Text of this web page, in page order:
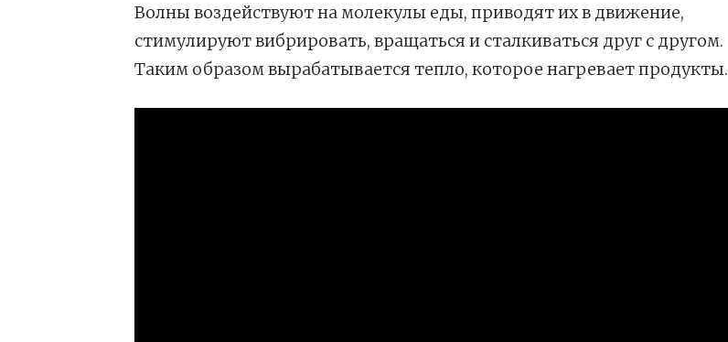
Волны воздействуют на молекулы еды, приводят их в движение,
стимулируют вибрировать, вращаться и сталкиваться друг с другом.
Таким образом вырабатывается тепло, которое нагревает продукты.